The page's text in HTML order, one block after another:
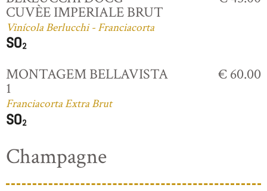
CUVÈE IMPERIALE BRUT
Vinícola Berlucchi - Franciacorta
MONTAGEM BELLAVISTA
1
Franciacorta Extra Brut
€ 60.00
Champagne